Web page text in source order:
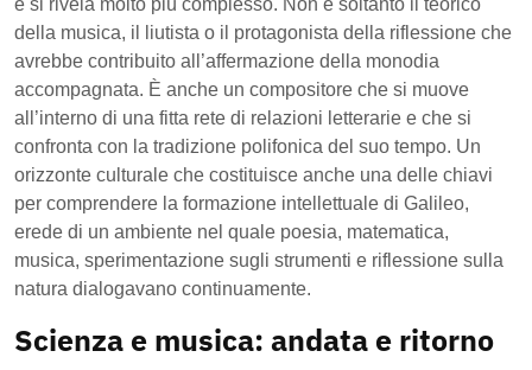
e si rivela molto più complesso. Non è soltanto il teorico
della musica, il liutista o il protagonista della riflessione che
avrebbe contribuito all’affermazione della monodia
accompagnata. È anche un compositore che si muove
all’interno di una fitta rete di relazioni letterarie e che si
confronta con la tradizione polifonica del suo tempo. Un
orizzonte culturale che costituisce anche una delle chiavi
per comprendere la formazione intellettuale di Galileo,
erede di un ambiente nel quale poesia, matematica,
musica, sperimentazione sugli strumenti e riflessione sulla
natura dialogavano continuamente.
Scienza e musica: andata e ritorno